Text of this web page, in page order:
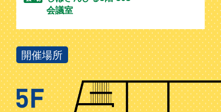
会議室
開催場所